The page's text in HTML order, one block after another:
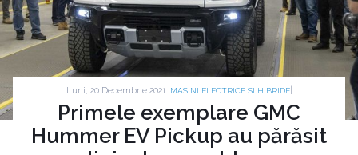
Luni, 20 Decembrie 2021 | MASINI ELECTRICE SI HIBRIDE|
Primele exemplare GMC
Hummer EV Pickup au părăsit